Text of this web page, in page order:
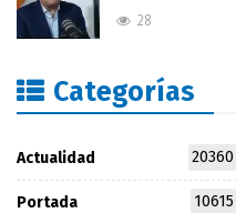
28
Categorías
Actualidad 20360
Portada 10615